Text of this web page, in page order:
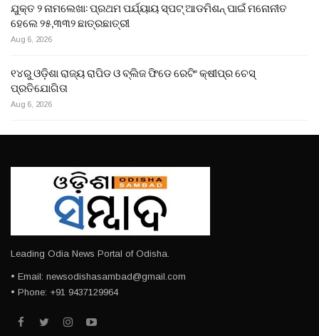
ଯୁକ୍ତ ୨ ନାମଲେଖା: ପ୍ରଥମ ପର୍ଯ୍ୟାୟ ସ୍ପଟ୍ ଆଡମିଶନ୍ ପାଇଁ ମନୋନୀତ
ହେଲେ ୨୫,୩୩୨ ଛାତ୍ରଛାତ୍ରୀ
Aug 6, 2026
୧୪ରୁ ଓଡ଼ିଶା ରାଜ୍ୟ ରାପିଡ ଓ ବ୍ଲିଜ ଫିଡେ ରେଟିଂ କ୍ଷୀପ୍ର ଚେସ୍
ପ୍ରତିଯୋଗିତା
Aug 6, 2026
Leading Odia News Portal of Odisha.
• Email: newsodishasambad@gmail.com
• Phone: +91 9437129964